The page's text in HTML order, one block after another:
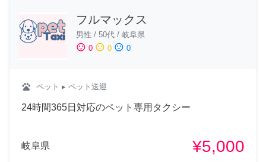
フルマックス
男性 / 50代 / 岐阜県
sentiment_satisfied 0 sentiment_neutral 0 sentiment_dissatisfied 0
pets ペット ▸ ペット送迎
24時間365日対応のペット専用タクシー
岐阜県 ¥5,000